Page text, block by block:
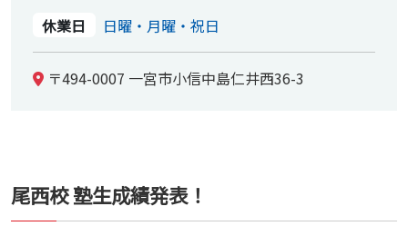
休業日
日曜・月曜・祝日
〒494-0007 一宮市小信中島仁井西36-3
尾西校 塾生成績発表！